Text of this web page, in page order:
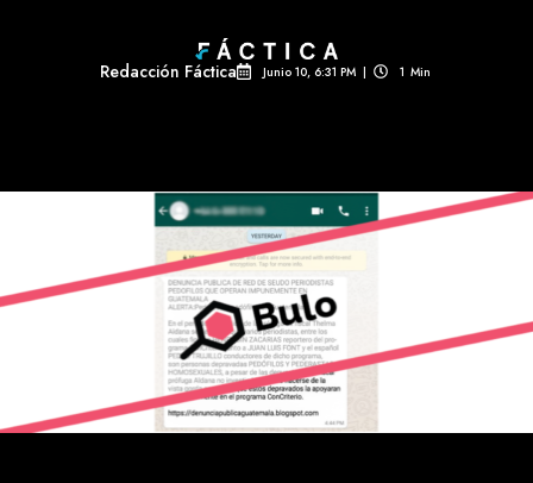
Redacción Fáctica Junio 10, 6:31 PM | 1 Min